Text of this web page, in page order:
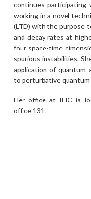
continues participating
working in a novel
(LTD) with the purpose
and decay rates at
four space-time
spurious instabilities.
application of quantum
to perturbative quantum
Her office at IFIC is
office 131.